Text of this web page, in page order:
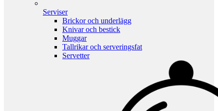
Serviser
Brickor och underlägg
Knivar och bestick
Muggar
Tallrikar och serveringsfat
Servetter